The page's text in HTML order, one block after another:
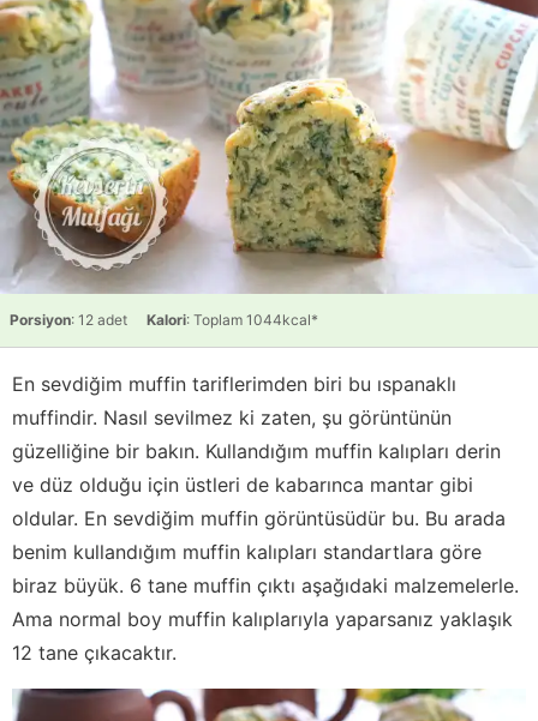
Porsiyon: 12 adet Kalori: Toplam 1044kcal*
En sevdiğim muffin tariflerimden biri bu ıspanaklı
muffindir. Nasıl sevilmez ki zaten, şu görüntünün
güzelliğine bir bakın. Kullandığım muffin kalıpları derin
ve düz olduğu için üstleri de kabarınca mantar gibi
oldular. En sevdiğim muffin görüntüsüdür bu. Bu arada
benim kullandığım muffin kalıpları standartlara göre
biraz büyük. 6 tane muffin çıktı aşağıdaki malzemelerle.
Ama normal boy muffin kalıplarıyla yaparsanız yaklaşık
12 tane çıkacaktır.